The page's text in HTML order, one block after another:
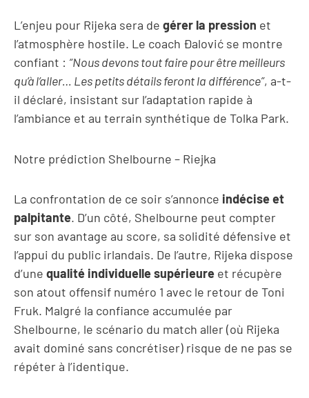
L’enjeu pour Rijeka sera de gérer la pression et
l’atmosphère hostile. Le coach Đalović se montre
confiant : “Nous devons tout faire pour être meilleurs
qu’à l’aller… Les petits détails feront la différence”, a-t-
il déclaré, insistant sur l’adaptation rapide à
l’ambiance et au terrain synthétique de Tolka Park.
Notre prédiction Shelbourne – Riejka
La confrontation de ce soir s’annonce indécise et
palpitante. D’un côté, Shelbourne peut compter
sur son avantage au score, sa solidité défensive et
l’appui du public irlandais. De l’autre, Rijeka dispose
d’une qualité individuelle supérieure et récupère
son atout offensif numéro 1 avec le retour de Toni
Fruk. Malgré la confiance accumulée par
Shelbourne, le scénario du match aller (où Rijeka
avait dominé sans concrétiser) risque de ne pas se
répéter à l’identique.